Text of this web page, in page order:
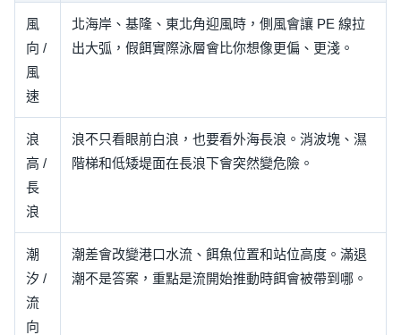
風
向 /
風
速
北海岸、基隆、東北角迎風時，側風會讓 PE 線拉
出大弧，假餌實際泳層會比你想像更偏、更淺。
浪
高 /
長
浪
浪不只看眼前白浪，也要看外海長浪。消波塊、濕
階梯和低矮堤面在長浪下會突然變危險。
潮
汐 /
流
向
潮差會改變港口水流、餌魚位置和站位高度。滿退
潮不是答案，重點是流開始推動時餌會被帶到哪。